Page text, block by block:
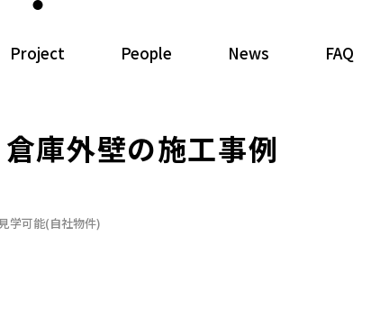
Project People News FAQ
庫外壁の施工事例
見学可能(自社物件)